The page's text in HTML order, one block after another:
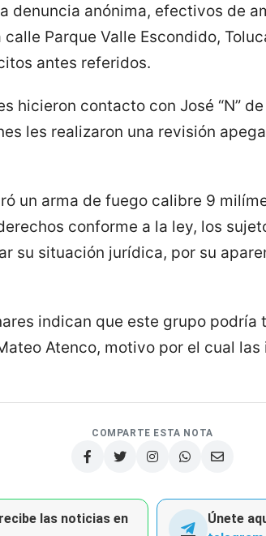
denuncia anónima, efectivos de
Parque Valle Escondido,
antes referidos.
hicieron contacto con José “N”
les realizaron una revisión
un arma de fuego calibre 9
conforme a la ley, los
su situación jurídica, por su
indican que este grupo podría
Atenco, motivo por el cual
COMPARTE ESTA NOTA
las noticias en
Únete